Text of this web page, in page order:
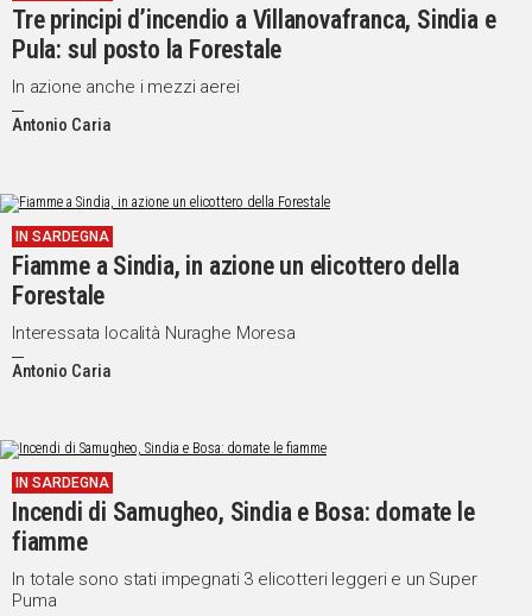
Tre principi d’incendio a Villanovafranca, Sindia e
Pula: sul posto la Forestale
In azione anche i mezzi aerei
Antonio Caria
IN SARDEGNA
Fiamme a Sindia, in azione un elicottero della
Forestale
Interessata località Nuraghe Moresa
Antonio Caria
IN SARDEGNA
Incendi di Samugheo, Sindia e Bosa: domate le
fiamme
In totale sono stati impegnati 3 elicotteri leggeri e un Super
Puma